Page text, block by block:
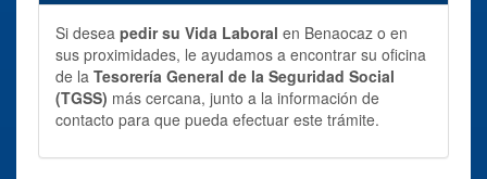
Si desea pedir su Vida Laboral en Benaocaz o en
sus proximidades, le ayudamos a encontrar su oficina
de la Tesorería General de la Seguridad Social
(TGSS) más cercana, junto a la información de
contacto para que pueda efectuar este trámite.